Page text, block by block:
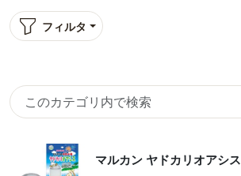
フィルタ
マルカン ヤドカリオアシス